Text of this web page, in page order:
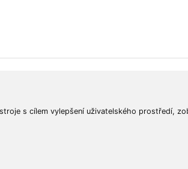
s cílem vylepšení uživatelského prostředí,